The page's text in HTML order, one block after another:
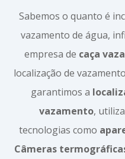
Sabemos o quanto é
vazamento de água,
empresa de caça
localização de
garantimos a
vazamento,
tecnologias como
Câmeras